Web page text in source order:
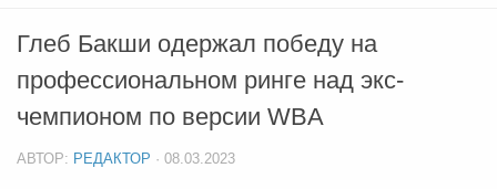
Глеб Бакши одержал победу на
профессиональном ринге над экс-
чемпионом по версии WBA
АВТОР: РЕДАКТОР · 08.03.2023